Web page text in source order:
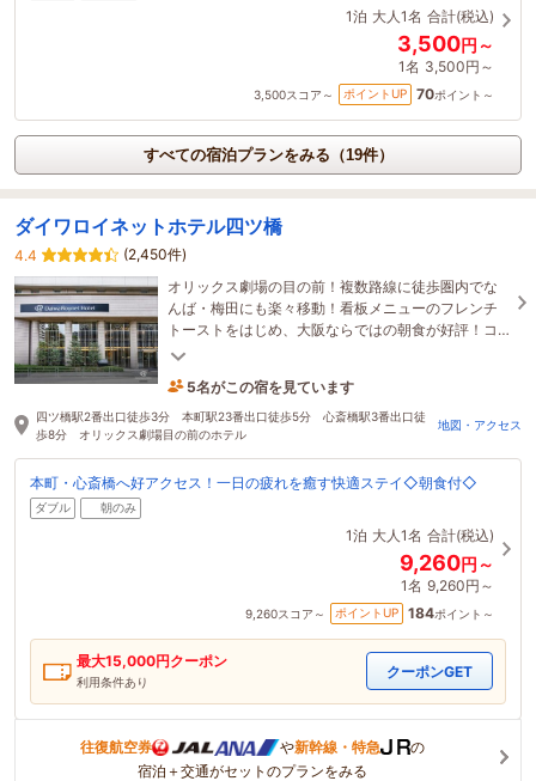
1泊 大人1名 合計(税込)
3,500円～
1名 3,500円～
3,500スコア～ ポイントUP 70ポイント～
すべての宿泊プランをみる（19件）
ダイワロイネットホテル四ツ橋
4.4
(2,450件)
オリックス劇場の目の前！複数路線に徒歩圏内でな
んば・梅田にも楽々移動！看板メニューのフレンチ
トーストをはじめ、大阪ならではの朝食が好評！コ
ンパクトダブル・スタンダードダブル除く全室に
5名がこの宿を見ています
たった今予約されました
四ツ橋駅2番出口徒歩3分 本町駅23番出口徒歩5分 心斎橋駅3番出口徒
歩8分 オリックス劇場目の前のホテル
地図・アクセス
本町・心斎橋へ好アクセス！一日の疲れを癒す快適ステイ◇朝食付◇
ダブル 朝のみ
1泊 大人1名 合計(税込)
9,260円～
1名 9,260円～
9,260スコア～ ポイントUP 184ポイント～
最大15,000円クーポン
利用条件あり
クーポンGET
往復航空券 や新幹線・特急
の
宿泊＋交通がセットのプランをみる